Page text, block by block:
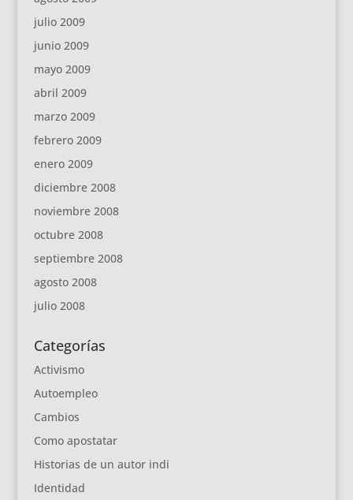
julio 2009
junio 2009
mayo 2009
abril 2009
marzo 2009
febrero 2009
enero 2009
diciembre 2008
noviembre 2008
octubre 2008
septiembre 2008
agosto 2008
julio 2008
Categorías
Activismo
Autoempleo
Cambios
Como apostatar
Historias de un autor indi
Identidad